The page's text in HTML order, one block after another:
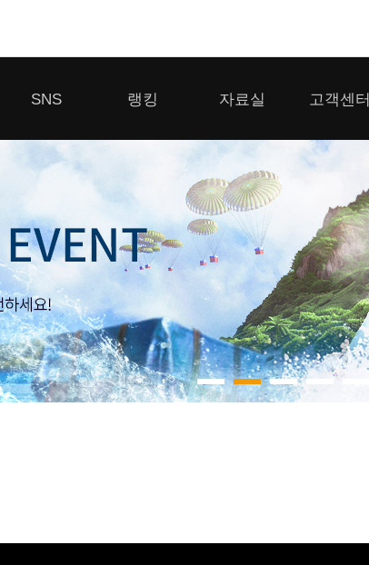
우마무스메 프리티 더비
가디언 테일즈
프린세스 커넥트 Re:Dive
프렌즈팝콘
SNS
톡채널
랭킹
클랜 생존 리더보드
내 전적 히스토리
자료실
다운로드
고객센
이용제한 이
보안센터